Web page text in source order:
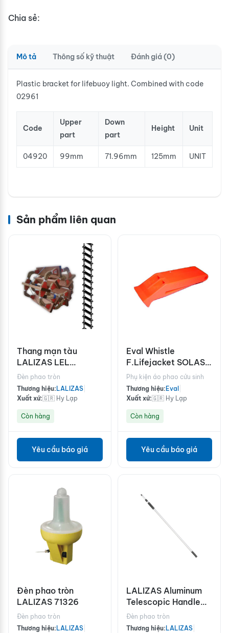
Chia sẻ:
Mô tả Thông số kỹ thuật Đánh giá (0)
Plastic bracket for lifebuoy light. Combined with code
02961
Code
Upper
part
Down
part
Height Unit
04920 99mm 71.96mm 125mm UNIT
Sản phẩm liên quan
Thang mạn tàu
LALIZAS LEL
SOLAS/MED/USCG
Đèn phao tròn
Thương hiệu: LALIZAS
Xuất xứ:🇬🇷 Hy Lạp
Còn hàng
Yêu cầu báo giá
Eval Whistle
F.Lifejacket SOLAS
74 LSA C. Orange
Phụ kiện áo phao cứu sinh
Thương hiệu: Eval
Xuất xứ:🇬🇷 Hy Lạp
Còn hàng
Yêu cầu báo giá
Đèn phao tròn
LALIZAS 71326
Đèn phao tròn
Thương hiệu: LALIZAS
LALIZAS Aluminum
Telescopic Handle
For Hook/Brush,170-
305cm
Đèn phao tròn
Thương hiệu: LALIZAS